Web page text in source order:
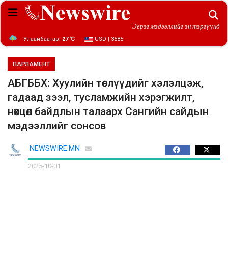
Эерэг мэдээллийг эн тэргүүнд
Улаанбаатар: 27 ℃ USD | 3585
ПАРЛАМЕНТ
АБГББХ: Хуулийн төслүүдийг хэлэлцэж,
гадаад зээл, тусламжийн хэрэгжилт,
нөхцөл байдлын талаарх Сангийн сайдын
мэдээллийг сонсов
NEWSWIRE.MN
2025-10-01